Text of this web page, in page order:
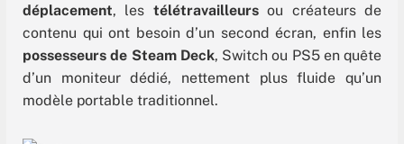
déplacement, les télétravailleursou créateurs de
contenu qui ont besoin d’un second écran, enfin les
possesseurs de Steam Deck, Switch ou PS5 en quête
d’un moniteur dédié, nettement plus fluide qu’un
modèle portable traditionnel.